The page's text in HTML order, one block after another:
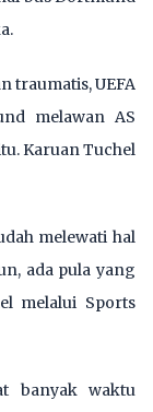
traumatis, UEFA
melawan AS
Karuan Tuchel
melewati hal
ada pula yang
melalui Sports
banyak waktu